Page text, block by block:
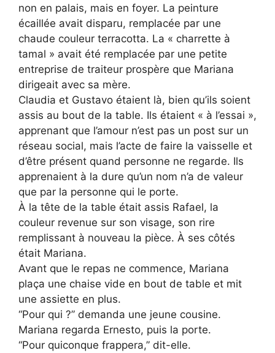
non en palais, mais en foyer. La peinture
écaillée avait disparu, remplacée par une
chaude couleur terracotta. La « charrette à
tamal » avait été remplacée par une petite
entreprise de traiteur prospère que Mariana
dirigeait avec sa mère.
Claudia et Gustavo étaient là, bien qu’ils soient
assis au bout de la table. Ils étaient « à l’essai »,
apprenant que l’amour n’est pas un post sur un
réseau social, mais l’acte de faire la vaisselle et
d’être présent quand personne ne regarde. Ils
apprenaient à la dure qu’un nom n’a de valeur
que par la personne qui le porte.
À la tête de la table était assis Rafael, la
couleur revenue sur son visage, son rire
remplissant à nouveau la pièce. À ses côtés
était Mariana.
Avant que le repas ne commence, Mariana
plaça une chaise vide en bout de table et mit
une assiette en plus.
“Pour qui ?” demanda une jeune cousine.
Mariana regarda Ernesto, puis la porte.
“Pour quiconque frappera,” dit-elle.